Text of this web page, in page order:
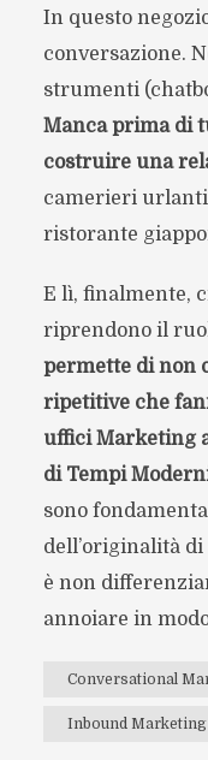
In questo
conversazione.
strumenti
Manca prima di
costruire una
camerieri urlanti
ristorante
E lì, finalmente,
riprendono il
permette di non
ripetitive che
uffici Marketing
di Tempi
sono
dell’originalità
è non
annoiare in
Conversational
Inbound Marketing